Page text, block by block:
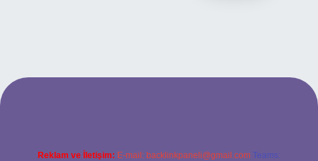
Reklam ve İletişim: E-mail: backlinkpaneli@gmail.com Teams: